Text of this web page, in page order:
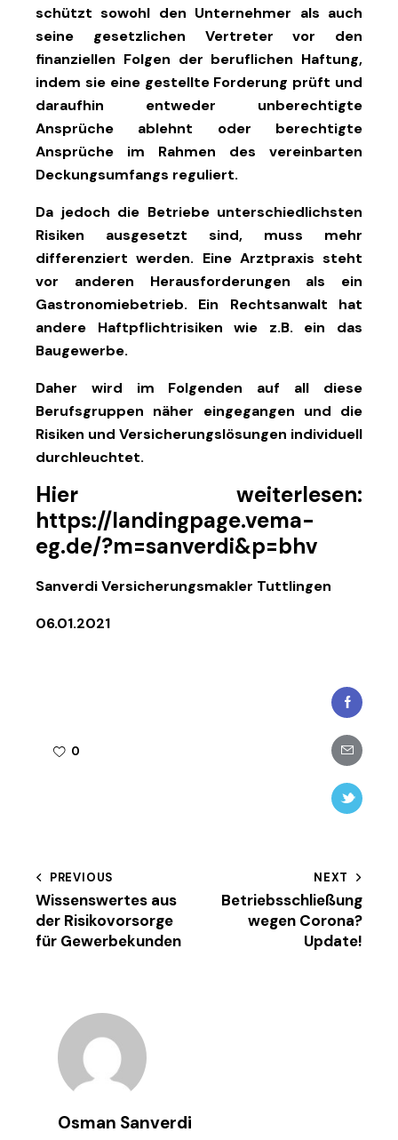
schützt sowohl den Unternehmer als auch
seine gesetzlichen Vertreter vor den
finanziellen Folgen der beruflichen Haftung,
indem sie eine gestellte Forderung prüft und
daraufhin entweder unberechtigte
Ansprüche ablehnt oder berechtigte
Ansprüche im Rahmen des vereinbarten
Deckungsumfangs reguliert.
Da jedoch die Betriebe unterschiedlichsten
Risiken ausgesetzt sind, muss mehr
differenziert werden. Eine Arztpraxis steht
vor anderen Herausforderungen als ein
Gastronomiebetrieb. Ein Rechtsanwalt hat
andere Haftpflichtrisiken wie z.B. ein das
Baugewerbe.
Daher wird im Folgenden auf all diese
Berufsgruppen näher eingegangen und die
Risiken und Versicherungslösungen individuell
durchleuchtet.
Hier weiterlesen:
https://landingpage.vema-
eg.de/?m=sanverdi&p=bhv
Sanverdi Versicherungsmakler Tuttlingen
06.01.2021
0
Facebook
Share-
email
Twitter-
Beitragsnavigation
PREVIOUS
Wissenswertes aus
der Risikovorsorge
für Gewerbekunden
NEXT
Betriebsschließung
wegen Corona?
Update!
Osman Sanverdi